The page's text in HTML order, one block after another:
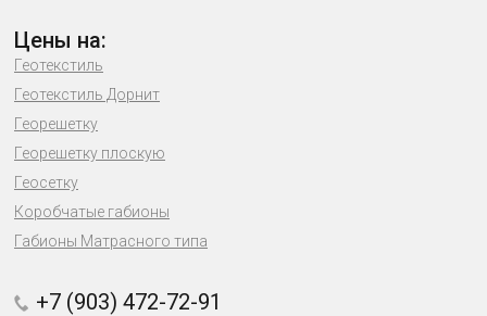
Цены на:
Геотекстиль
Геотекстиль Дорнит
Георешетку
Георешетку плоскую
Геосетку
Коробчатые габионы
Габионы Матрасного типа
+7 (903) 472-72-91